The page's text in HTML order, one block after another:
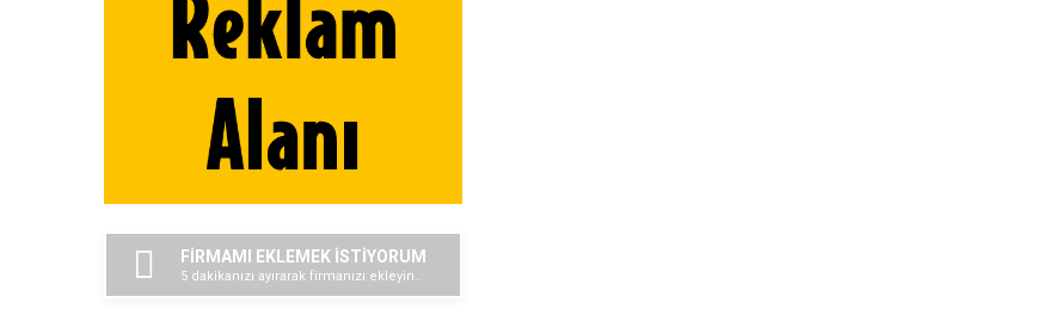
FİRMAMI EKLEMEK İSTİYORUM
5 dakikanızı ayırarak firmanızı ekleyin..